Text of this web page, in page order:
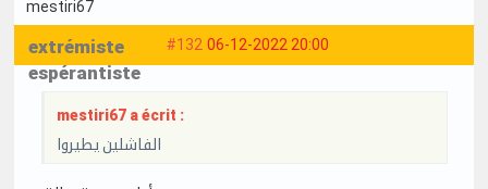
mestiri67
#132 06-12-2022 20:00
extrémiste
espérantiste
mestiri67 a écrit :
الفاشلين يطيروا